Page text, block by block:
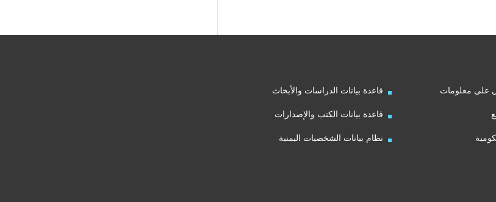
على معلومات قاعدة بيانات الدراسات والأبحاث
قاعدة بيانات الكتب والإصدارات
نظام بيانات الشخصيات اليمنية